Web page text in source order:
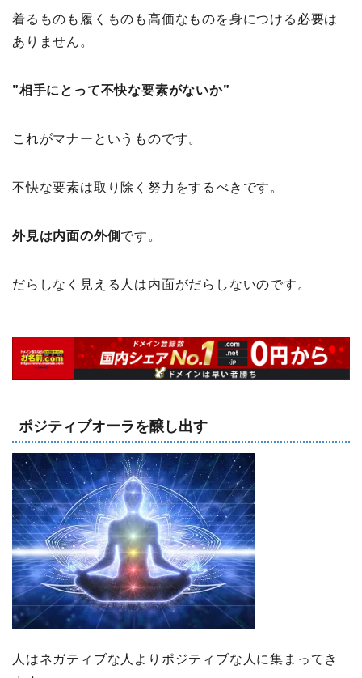
着るものも履くものも高価なものを身につける必要は
ありません。
”相手にとって不快な要素がないか”
これがマナーというものです。
不快な要素は取り除く努力をするべきです。
外見は内面の外側 です。
だらしなく見える人は内面がだらしないのです。
ポジティブオーラを醸し出す
人はネガティブな人よりポジティブな人に集まってき